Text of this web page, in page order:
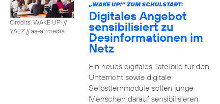
Credits: WAKE UP! //
YAEZ // as-artmedia
„WAKE UP!“ ZUM SCHULSTART:
Digitales Angebot
sensibilisiert zu
Desinformationen im
Netz
Ein neues digitales Tafelbild für den
Unterricht sowie digitale
Selbstlernmodule sollen junge
Menschen darauf sensibilisieren,